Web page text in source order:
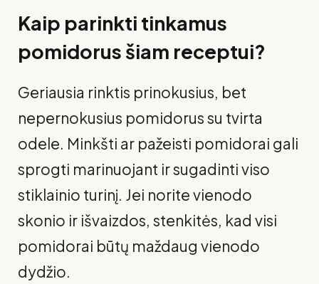
Kaip parinkti tinkamus
pomidorus šiam receptui?
Geriausia rinktis prinokusius, bet
nepernokusius pomidorus su tvirta
odele. Minkšti ar pažeisti pomidorai gali
sprogti marinuojant ir sugadinti viso
stiklainio turinį. Jei norite vienodo
skonio ir išvaizdos, stenkitės, kad visi
pomidorai būtų maždaug vienodo
dydžio.